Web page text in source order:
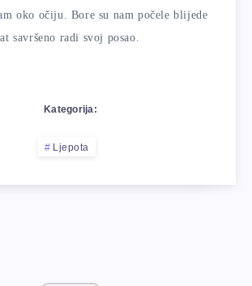
oko očiju. Bore su nam počele blijede
savršeno radi svoj posao.
Kategorija:
Ljepota